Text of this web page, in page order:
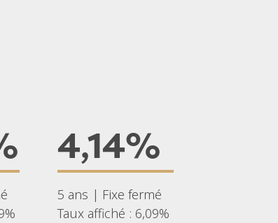
4,14%
5 ans | Fixe fermé
Taux affiché : 6,09%